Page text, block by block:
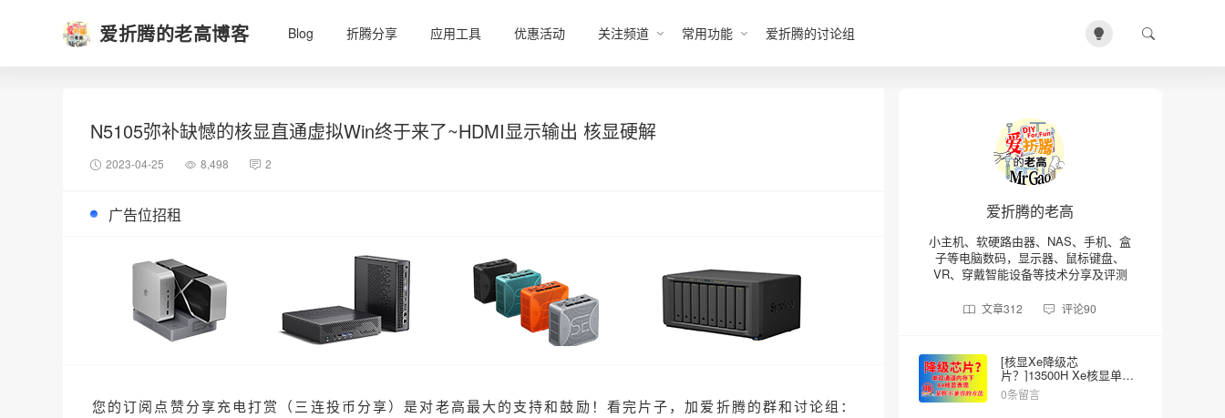
爱折腾的老高博客 Blog 折腾分享 应用工具 优惠活动 关注频道 常用功能 爱折腾的讨论组
N5105弥补缺憾的核显直通虚拟Win终于来了~HDMI显示输出 核显硬解
2023-04-25 8,498 2
广告位招租
您的订阅点赞分享充电打赏（三连投币分享）是对老高最大的支持和鼓励！看完片子，加爱折腾的群和讨论组：
爱折腾的老高
小主机、软硬路由器、NAS、手机、盒
子等电脑数码，显示器、鼠标键盘、
VR、穿戴智能设备等技术分享及评测
文章312 评论90
[核显Xe降级芯
片？]13500H Xe核显单双
内存的差异
0条留言